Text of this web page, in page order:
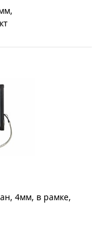
4мм, в рамке,